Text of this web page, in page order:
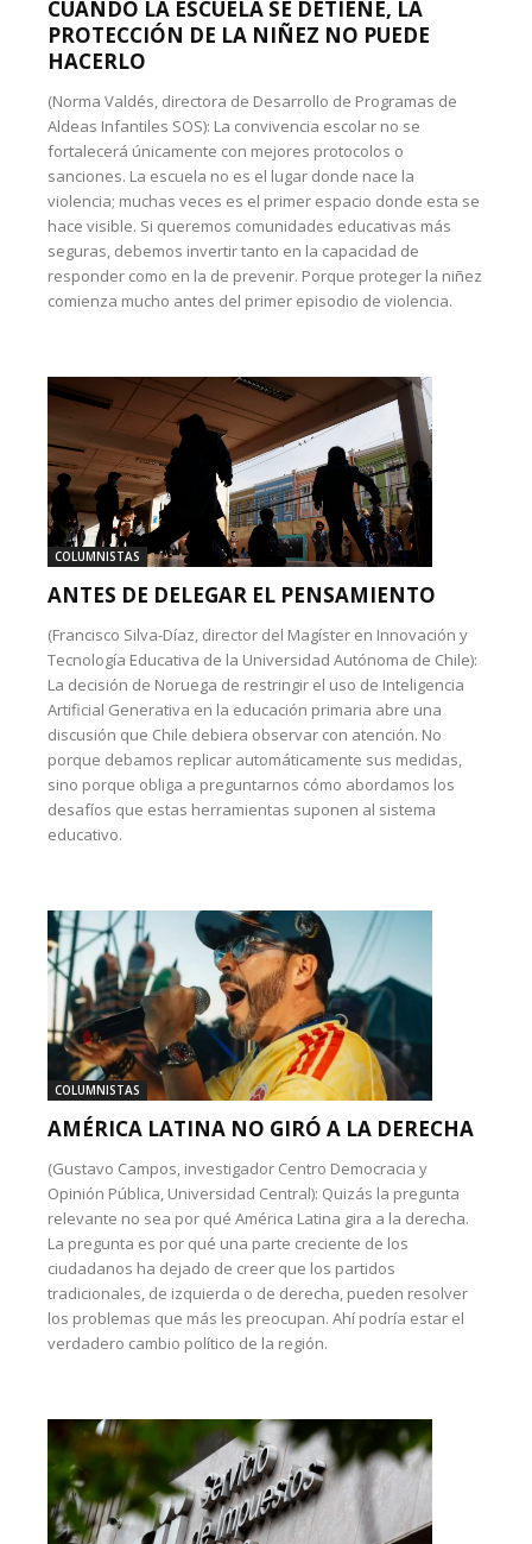
CUANDO LA ESCUELA SE DETIENE, LA
PROTECCIÓN DE LA NIÑEZ NO PUEDE
HACERLO
(Norma Valdés, directora de Desarrollo de Programas de
Aldeas Infantiles SOS): La convivencia escolar no se
fortalecerá únicamente con mejores protocolos o
sanciones. La escuela no es el lugar donde nace la
violencia; muchas veces es el primer espacio donde esta se
hace visible. Si queremos comunidades educativas más
seguras, debemos invertir tanto en la capacidad de
responder como en la de prevenir. Porque proteger la niñez
comienza mucho antes del primer episodio de violencia.
COLUMNISTAS
ANTES DE DELEGAR EL PENSAMIENTO
(Francisco Silva-Díaz, director del Magíster en Innovación y
Tecnología Educativa de la Universidad Autónoma de Chile):
La decisión de Noruega de restringir el uso de Inteligencia
Artificial Generativa en la educación primaria abre una
discusión que Chile debiera observar con atención. No
porque debamos replicar automáticamente sus medidas,
sino porque obliga a preguntarnos cómo abordamos los
desafíos que estas herramientas suponen al sistema
educativo.
COLUMNISTAS
AMÉRICA LATINA NO GIRÓ A LA DERECHA
(Gustavo Campos, investigador Centro Democracia y
Opinión Pública, Universidad Central): Quizás la pregunta
relevante no sea por qué América Latina gira a la derecha.
La pregunta es por qué una parte creciente de los
ciudadanos ha dejado de creer que los partidos
tradicionales, de izquierda o de derecha, pueden resolver
los problemas que más les preocupan. Ahí podría estar el
verdadero cambio político de la región.